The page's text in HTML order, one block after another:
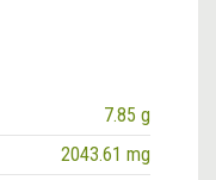
7.85 g
2043.61 mg